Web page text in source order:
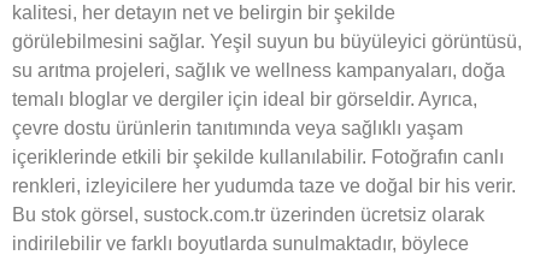
kalitesi, her detayın net ve belirgin bir şekilde
görülebilmesini sağlar. Yeşil suyun bu büyüleyici görüntüsü,
su arıtma projeleri, sağlık ve wellness kampanyaları, doğa
temalı bloglar ve dergiler için ideal bir görseldir. Ayrıca,
çevre dostu ürünlerin tanıtımında veya sağlıklı yaşam
içeriklerinde etkili bir şekilde kullanılabilir. Fotoğrafın canlı
renkleri, izleyicilere her yudumda taze ve doğal bir his verir.
Bu stok görsel, sustock.com.tr üzerinden ücretsiz olarak
indirilebilir ve farklı boyutlarda sunulmaktadır, böylece